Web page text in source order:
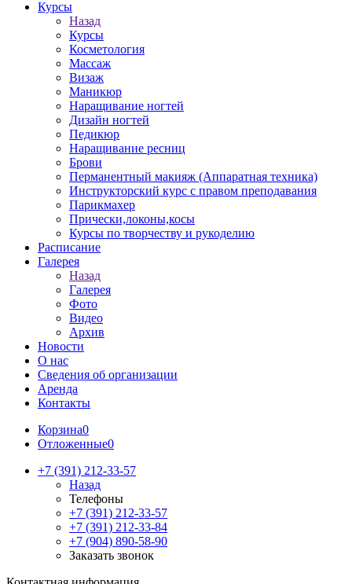
Курсы
Назад
Курсы
Косметология
Массаж
Визаж
Маникюр
Наращивание ногтей
Дизайн ногтей
Педикюр
Наращивание ресниц
Брови
Перманентный макияж (Аппаратная техника)
Инструкторский курс с правом преподавания
Парикмахер
Прически,локоны,косы
Курсы по творчеству и рукоделию
Расписание
Галерея
Назад
Галерея
Фото
Видео
Архив
Новости
О нас
Сведения об организации
Аренда
Контакты
Корзина0
Отложенные0
+7 (391) 212-33-57
Назад
Телефоны
+7 (391) 212-33-57
+7 (391) 212-33-84
+7 (904) 890-58-90
Заказать звонок